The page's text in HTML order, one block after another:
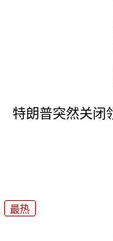
特朗普突然关闭
最热